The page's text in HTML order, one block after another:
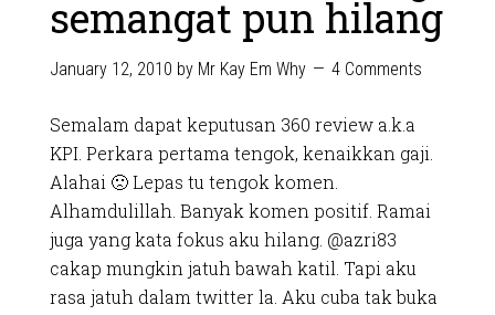
semangat pun hilang
January 12, 2010 by Mr Kay Em Why 4 Comments
Semalam dapat keputusan 360 review a.k.a
KPI. Perkara pertama tengok, kenaikkan gaji.
Alahai 🙁 Lepas tu tengok komen.
Alhamdulillah. Banyak komen positif. Ramai
juga yang kata fokus aku hilang. @azri83
cakap mungkin jatuh bawah katil. Tapi aku
rasa jatuh dalam twitter la. Aku cuba tak buka